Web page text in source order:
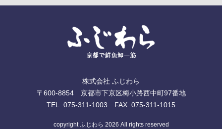
株式会社 ふじわら
〒600-8854 京都市下京区梅小路西中町97番地
TEL. 075-311-1003 FAX. 075-311-1015
copyright ふじわら 2026 All rights reserved